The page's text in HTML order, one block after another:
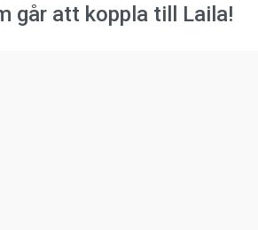
går att koppla till Laila!